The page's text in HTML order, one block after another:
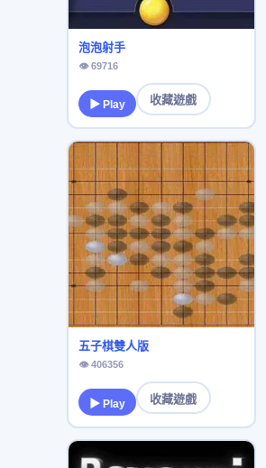
泡泡射手
👁 69716
▶ Play 收藏遊戲
五子棋雙人版
👁 406356
▶ Play 收藏遊戲